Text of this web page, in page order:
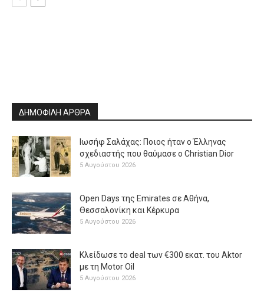
ΔΗΜΟΦΙΛΗ ΑΡΘΡΑ
Ιωσήφ Σαλάχας: Ποιος ήταν ο Έλληνας
σχεδιαστής που θαύμασε ο Christian Dior
5 Αυγούστου 2026
Open Days της Emirates σε Αθήνα,
Θεσσαλονίκη και Κέρκυρα
5 Αυγούστου 2026
Κλείδωσε το deal των €300 εκατ. του Aktor
με τη Μotor Oil
5 Αυγούστου 2026